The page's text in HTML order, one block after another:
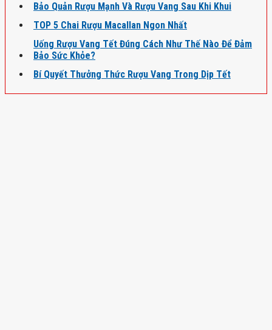
Bảo Quản Rượu Mạnh Và Rượu Vang Sau Khi Khui
TOP 5 Chai Rượu Macallan Ngon Nhất
Uống Rượu Vang Tết Đúng Cách Như Thế Nào Để Đảm
Bảo Sức Khỏe?
Bí Quyết Thưởng Thức Rượu Vang Trong Dịp Tết